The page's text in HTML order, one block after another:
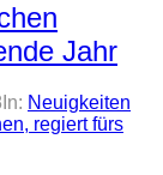
Jahr
In: Neuigkeiten